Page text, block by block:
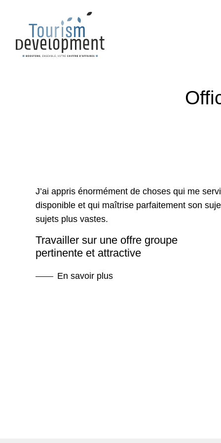
J’ai appris énormément de choses qui me
disponible et qui maîtrise parfaitement son
sujets plus vastes.
Travailler sur une offre groupe
pertinente et attractive
En savoir plus